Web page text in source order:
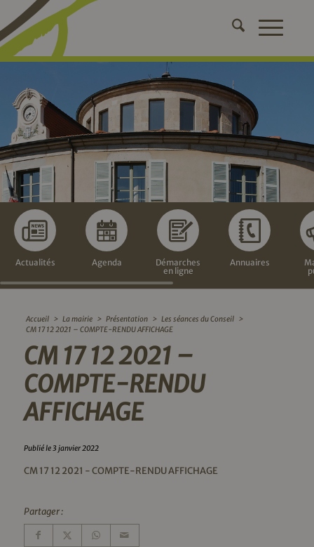
Actualités Agenda
Démarches
en ligne
Annuaires
Accueil > La mairie > Présentation > Les séances du Conseil >
CM 17 12 2021 – COMPTE-RENDU AFFICHAGE
CM 17 12 2021 –
COMPTE-RENDU
AFFICHAGE
Publié le 3 janvier 2022
CM 17 12 2021 - COMPTE-RENDU AFFICHAGE
Partager :